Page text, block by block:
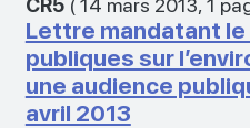
CR5(14 mars 2013, 1
Lettre mandatant le
publiques sur
une audience
avril 2013